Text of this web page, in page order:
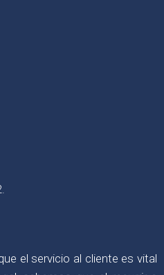
el servicio al cliente es vital